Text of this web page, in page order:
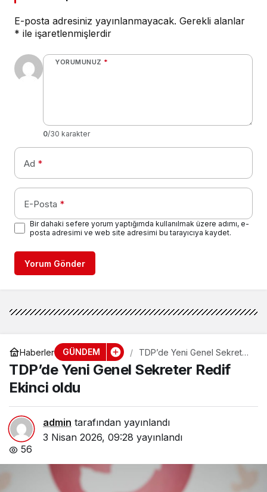
E-posta adresiniz yayınlanmayacak. Gerekli alanlar
* ile işaretlenmişlerdir
YORUMUNUZ *
0/30 karakter
Ad *
E-Posta *
Bir dahaki sefere yorum yaptığımda kullanılmak üzere adımı, e-
posta adresimi ve web site adresimi bu tarayıcıya kaydet.
Yorum Gönder
Haberler GÜNDEM
TDP’de Yeni Genel Sekreter
Redif Ekinci oldu
TDP’de Yeni Genel Sekreter Redif
Ekinci oldu
admin tarafından yayınlandı
3 Nisan 2026, 09:28 yayınlandı
56